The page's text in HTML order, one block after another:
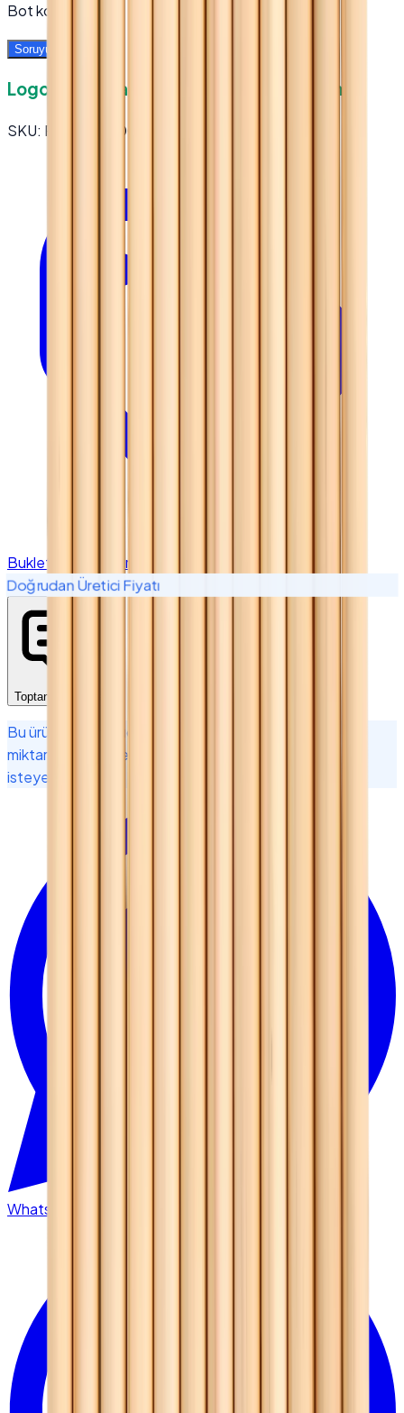
Bot koruması
Soruyu Gönder
Logo Baskılı Naturel Vernikli Kurşun Kalem
SKU: PT42-KK-005
Buklet Malzemeleri
Doğrudan Üretici Fiyatı
Toptan Fiyat İste
Bu ürün için doğrudan üreticiden teklif alabilir, proje
miktarına göre özel ölçü, gramaj ve adet bazlı fiyat
isteyebilirsiniz.
WhatsApp